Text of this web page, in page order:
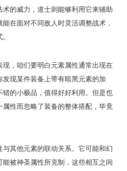
的威力，道士则能够利用它来辅助
在面对不同敌人时灵活调整战术，
现，咱们要明白元素属性通常出现在
现某件装备上带有暗黑元素的加
错的小极品，值得好好利用。但是也
性而忽略了装备的整体搭配，毕竟
其他元素的联动关系。它可能和幻
被神圣属性所克制，这些相互之间